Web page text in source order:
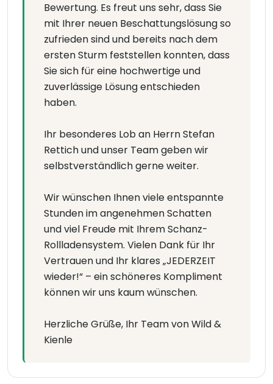
Bewertung. Es freut uns sehr, dass Sie
mit Ihrer neuen Beschattungslösung so
zufrieden sind und bereits nach dem
ersten Sturm feststellen konnten, dass
Sie sich für eine hochwertige und
zuverlässige Lösung entschieden
haben.
Ihr besonderes Lob an Herrn Stefan
Rettich und unser Team geben wir
selbstverständlich gerne weiter.
Wir wünschen Ihnen viele entspannte
Stunden im angenehmen Schatten
und viel Freude mit Ihrem Schanz-
Rollladensystem. Vielen Dank für Ihr
Vertrauen und Ihr klares „JEDERZEIT
wieder!“ – ein schöneres Kompliment
können wir uns kaum wünschen.
Herzliche Grüße, Ihr Team von Wild &
Kienle